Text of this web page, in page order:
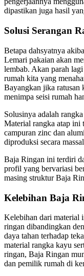
dipastikan juga hasil
Solusi Serangan
Betapa dahsyatnya
Lemari pakaian akan
lembab. Akan parah
rumah kita yang
Bayangkan jika ratusan
menimpa seisi rumah
Solusinya adalah
Material rangka atap ini
campuran zinc dan
diproduksi secara
Baja Ringan ini terdiri
profil yang bervariasi
masing struktur Baja
Kelebihan Baja
Kelebihan dari material
ringan dibandingkan
daya tahan terhadap
material rangka kayu
ringan, Baja Ringan
dan pemilik rumah di